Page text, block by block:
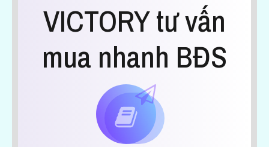
VICTORY tư vấn
mua nhanh BĐS